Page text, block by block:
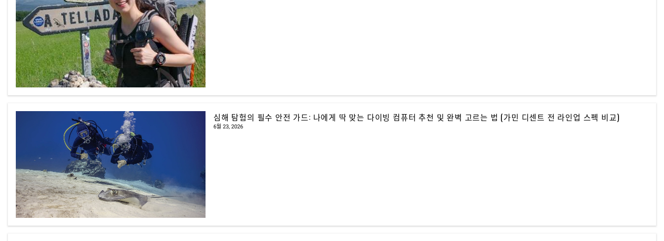
심해 탐험의 필수 안전 가드: 나에게 딱 맞는 다이빙 컴퓨터 추천 및 완벽 고르는 법 (가민 디센트 전 라인업 스펙 비교)
6월 23, 2026